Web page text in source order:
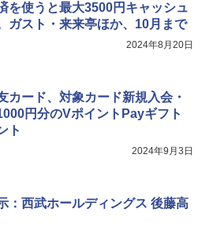
ンパーズコレクション 山善] 傘みたいに
だけ パッとサッとテント ブラックコ
ィング フルクローズ メッシュ 3-4人用
設置 ポップアップテント エクルベージ
ンパーズコレクション 山善] 傘みたいに
るだけ パッとサッとテント キューブワ
150B エクルベージュ
パラソル 大型 ビーチ アウトドアパ
ル ガーデン サイトシート付 折りたたみ
UVカット 4段階高さ調整 軽量 収納袋付
ンターライト 強力 小型 緑色/赤色/青紫色
充電式 高精度 超長距離照射 長時間使用
フィス/教育現場/展示会用 緑
を使うと最大3500円キャッシュ
ガスト・来来亭ほか、10月まで
2024年8月20日
カード、対象カード新規入会・
円分のVポイントPayギフト
ト
2024年9月3日
：西武ホールディングス 後藤高